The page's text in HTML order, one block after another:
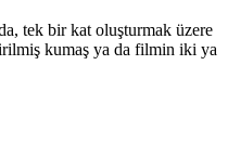
tek bir kat oluşturmak üzere
kumaş ya da filmin iki ya